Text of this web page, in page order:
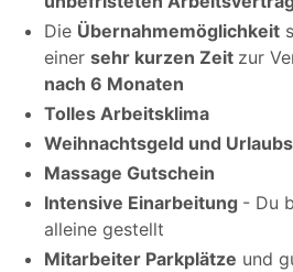
Die Übernahmemöglichkeit
einer sehr kurzen Zeit zur
nach 6 Monaten
Tolles Arbeitsklima
Weihnachtsgeld und
Massage Gutschein
Intensive Einarbeitung - Du
alleine gestellt
Mitarbeiter Parkplätze und